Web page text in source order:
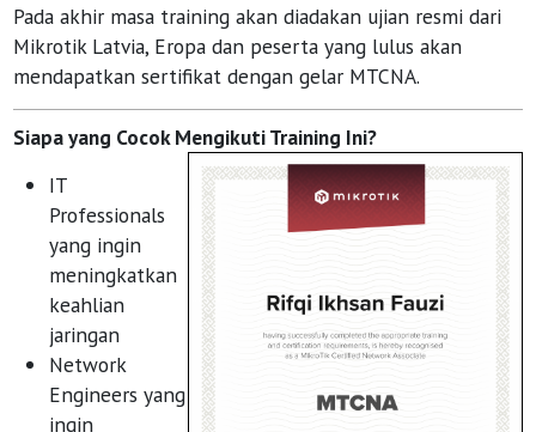
Pada akhir masa training akan diadakan ujian resmi dari
Mikrotik Latvia, Eropa dan peserta yang lulus akan
mendapatkan sertifikat dengan gelar MTCNA.
Siapa yang Cocok Mengikuti Training Ini?
IT
Professionals
yang ingin
meningkatkan
keahlian
jaringan
Network
Engineers yang
ingin